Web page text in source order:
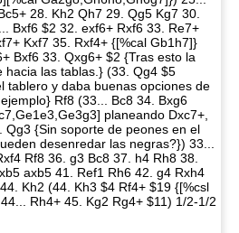
28. Kh2 Qh7 29. Qg5 Kg7 30.
Bxf6 $2 32. exf6+ Rxf6 33. Re7+
Kxf7 35. Rxf4+ {[%cal Gb1h7]}
Bxf6 33. Qxg6+ $2 {Tras esto la
hacia las tablas.} (33. Qg4 $5
tablero y daba buenas opciones de
Rf8 (33... Bc8 34. Bxg6
planeando Dxc7+,
Qg3 {Sin soporte de peones en el
desenredar las negras?}) 33...
Rf8 36. g3 Bc8 37. h4 Rh8 38.
axb5 41. Ref1 Rh6 42. g4 Rxh4
Kh2 (44. Kh3 $4 Rf4+ $19 {[%csl
Rh4+ 45. Kg2 Rg4+ $11) 1/2-1/2